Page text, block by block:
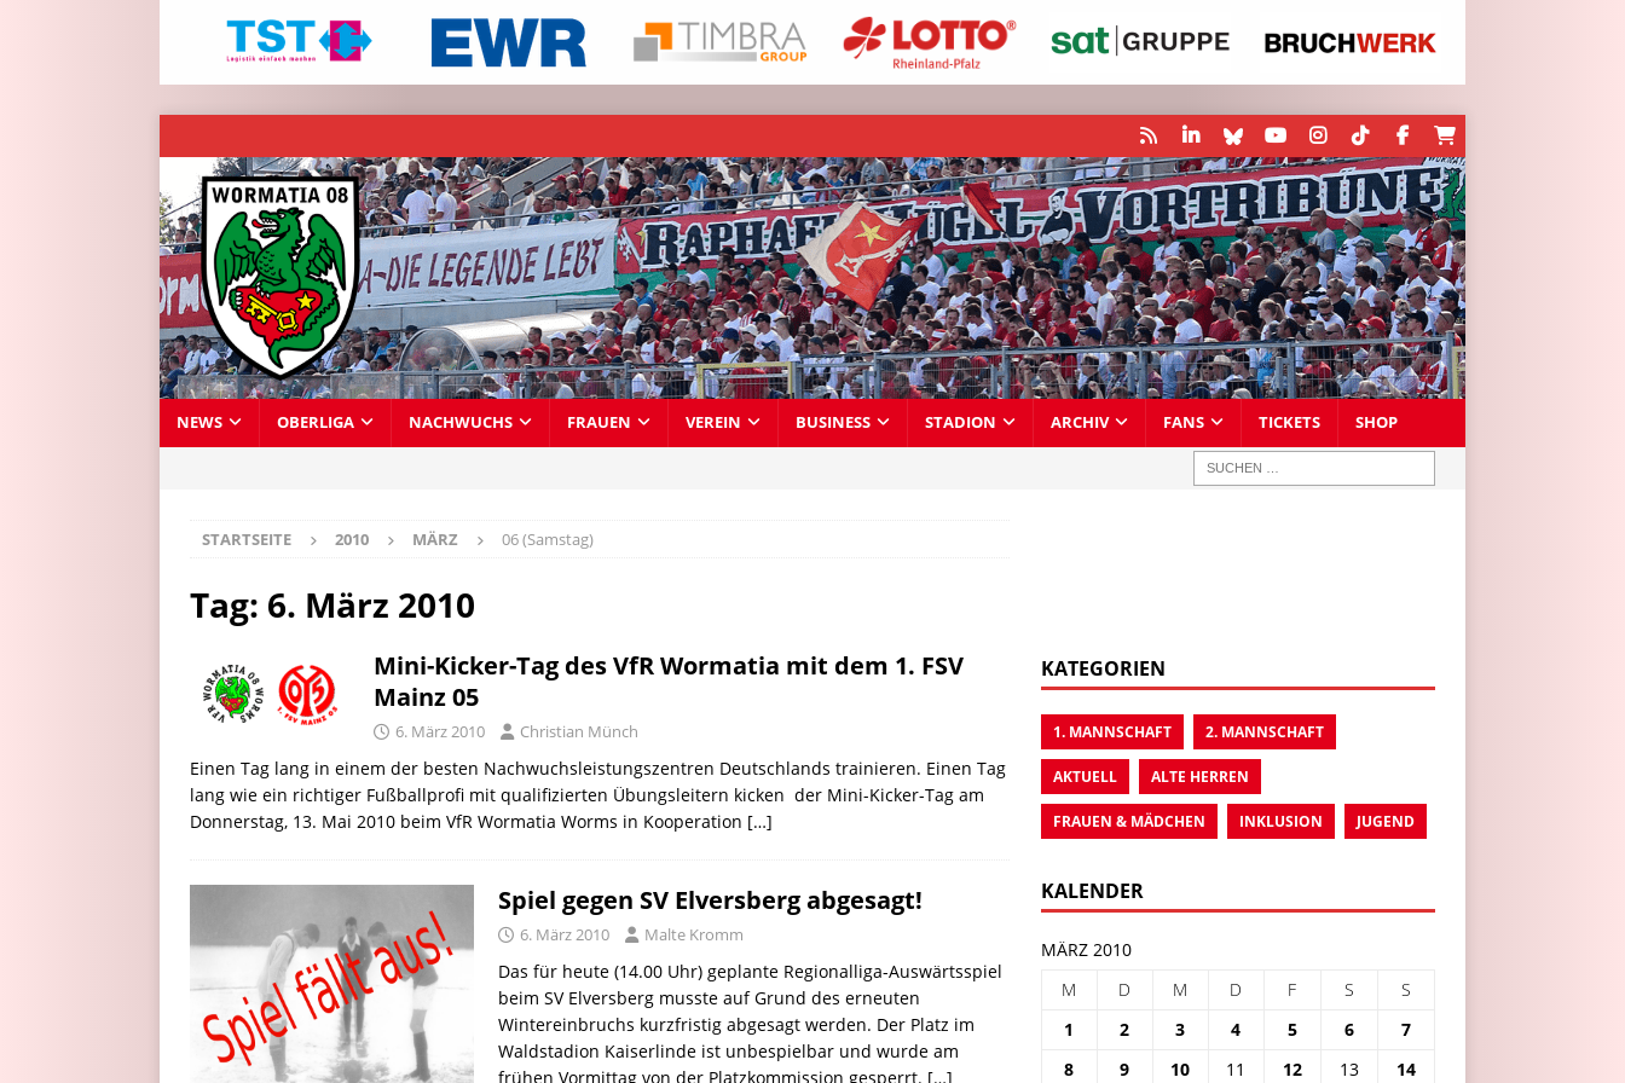
NEWS OBERLIGA NACHWUCHS FRAUEN VEREIN BUSINESS STADION ARCHIV FANS TICKETS SHOP
STARTSEITE 2010 MÄRZ 06 (Samstag)
Tag: 6. März 2010
Mini-Kicker-Tag des VfR Wormatia mit dem 1. FSV
Mainz 05
6. März 2010 Christian Münch
Einen Tag lang in einem der besten Nachwuchsleistungszentren Deutschlands trainieren. Einen Tag
lang wie ein richtiger Fußballprofi mit qualifizierten Übungsleitern kicken  der Mini-Kicker-Tag am
Donnerstag, 13. Mai 2010 beim VfR Wormatia Worms in Kooperation […]
Spiel gegen SV Elversberg abgesagt!
6. März 2010 Malte Kromm
Das für heute (14.00 Uhr) geplante Regionalliga-Auswärtsspiel
beim SV Elversberg musste auf Grund des erneuten
Wintereinbruchs kurzfristig abgesagt werden. Der Platz im
Waldstadion Kaiserlinde ist unbespielbar und wurde am
frühen Vormittag von der Platzkommission gesperrt. […]
KATEGORIEN
1. MANNSCHAFT 2. MANNSCHAFT
AKTUELL ALTE HERREN
FRAUEN & MÄDCHEN INKLUSION JUGEND
KALENDER
MÄRZ 2010
M
D M D F S
S
1
2 3 4 5 6
7
8
9 10 11 12 13 14